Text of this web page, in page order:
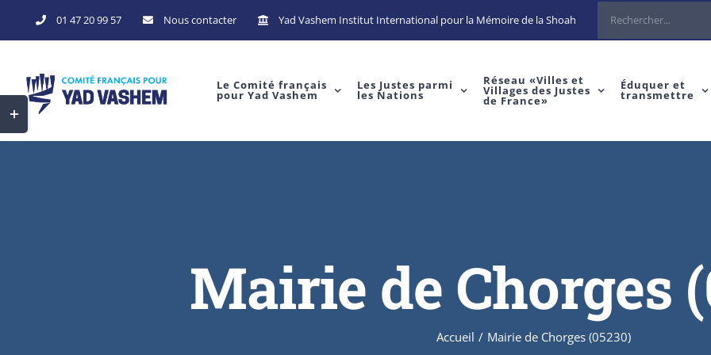
to
01 47 20 99 57 Nous contacter Yad Vashem Institut International pour la Mémoire de la Shoah Rechercher
Le Comité français
pour Yad Vashem
Les Justes parmi
les Nations
Réseau «Villes et
Villages des Justes
de France»
Éduquer et
transmettre
Mairie de Chorges
Accueil / Mairie de Chorges (05230)
Toggle
Sliding